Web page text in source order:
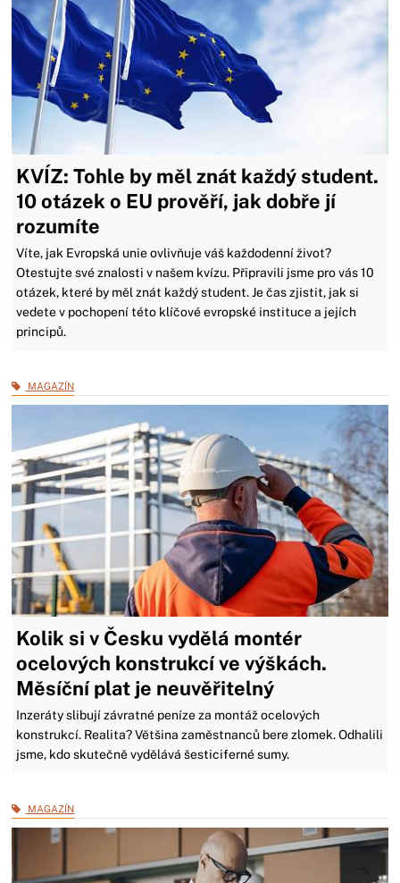
KVÍZ: Tohle by měl znát každý student.
10 otázek o EU prověří, jak dobře jí
rozumíte
Víte, jak Evropská unie ovlivňuje váš každodenní život?
Otestujte své znalosti v našem kvízu. Připravili jsme pro vás 10
otázek, které by měl znát každý student. Je čas zjistit, jak si
vedete v pochopení této klíčové evropské instituce a jejích
principů.
MAGAZÍN
Kolik si v Česku vydělá montér
ocelových konstrukcí ve výškách.
Měsíční plat je neuvěřitelný
Inzeráty slibují závratné peníze za montáž ocelových
konstrukcí. Realita? Většina zaměstnanců bere zlomek. Odhalili
jsme, kdo skutečně vydělává šesticiferné sumy.
MAGAZÍN